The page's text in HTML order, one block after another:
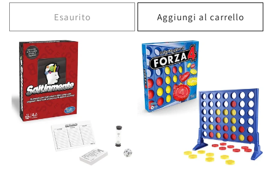
Esaurito
listino
Aggiungi al carrello